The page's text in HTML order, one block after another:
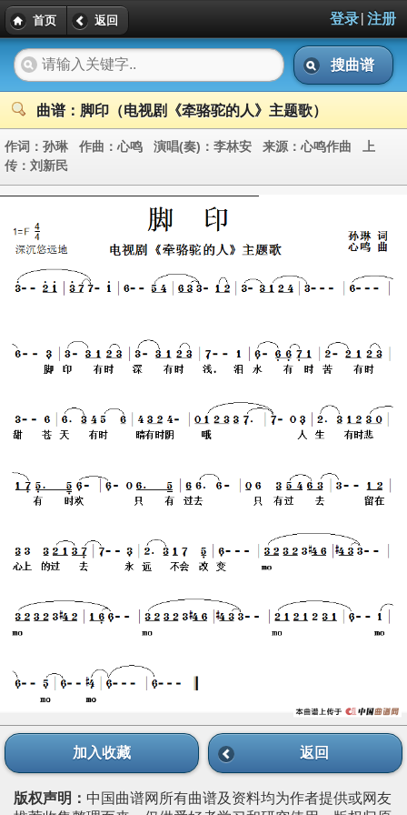
首页 返回 登录| 注册
搜曲谱
曲谱：脚印（电视剧《牵骆驼的人》主题歌）
作词： 孙琳 作曲： 心鸣 演唱(奏)： 李林安 来源： 心鸣作曲 上
传： 刘新民
加入收藏 返回
版权声明： 中国曲谱网所有曲谱及资料均为作者提供或网友